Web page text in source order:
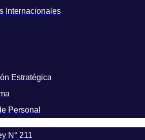
Internacionales
Estratégica
Personal
N° 211